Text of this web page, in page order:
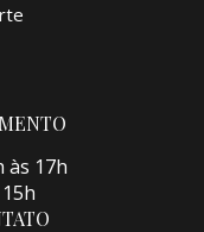
às 17h